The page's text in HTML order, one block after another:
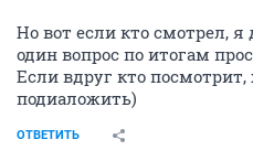
Но вот если кто смотрел,
один вопрос по итогам
Если вдруг кто посмотрит,
подиаложить)
ОТВЕТИТЬ